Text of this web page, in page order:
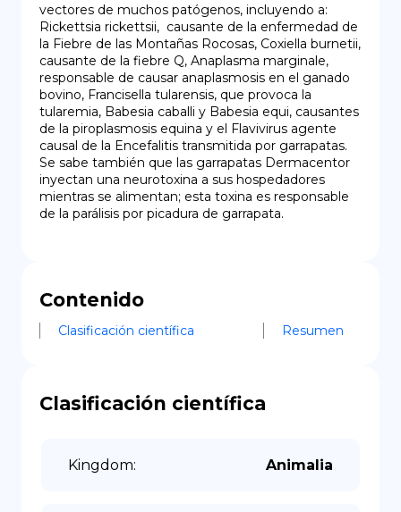
vectores de muchos patógenos, incluyendo a:
Rickettsia rickettsii,  causante de la enfermedad de
la Fiebre de las Montañas Rocosas, Coxiella burnetii,
causante de la fiebre Q, Anaplasma marginale,
responsable de causar anaplasmosis en el ganado
bovino, Francisella tularensis, que provoca la
tularemia, Babesia caballi y Babesia equi, causantes
de la piroplasmosis equina y el Flavivirus agente
causal de la Encefalitis transmitida por garrapatas.
Se sabe también que las garrapatas Dermacentor
inyectan una neurotoxina a sus hospedadores
mientras se alimentan; esta toxina es responsable
de la parálisis por picadura de garrapata.
Contenido
Clasificación científica Resumen
Clasificación científica
Kingdom: Animalia